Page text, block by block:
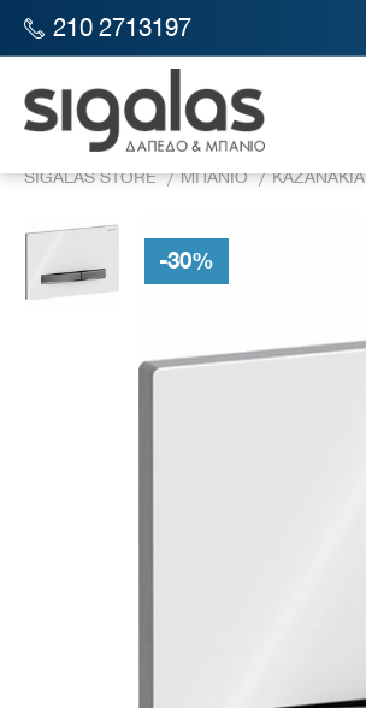
210 2713197
SIGALAS STORE ΜΠΑΝΙΟ ΚΑΖΑΝΑΚΙΑ
-30%